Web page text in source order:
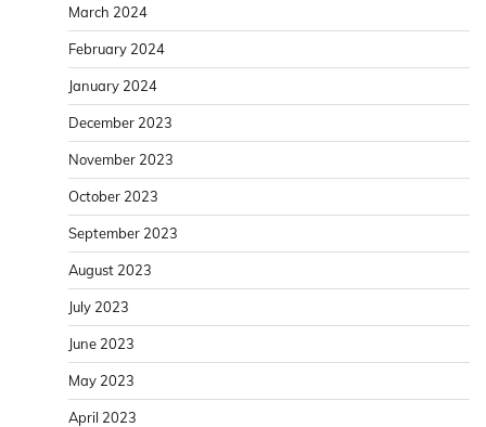
March 2024
February 2024
January 2024
December 2023
November 2023
October 2023
September 2023
August 2023
July 2023
June 2023
May 2023
April 2023